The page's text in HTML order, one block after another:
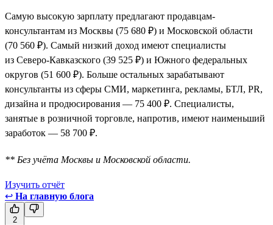
Самую высокую зарплату предлагают продавцам-
консультантам из Москвы (75 680 ₽) и Московской области
(70 560 ₽). Самый низкий доход имеют специалисты
из Северо-Кавказского (39 525 ₽) и Южного федеральных
округов (51 600 ₽). Больше остальных зарабатывают
консультанты из сферы СМИ, маркетинга, рекламы, БТЛ, PR,
дизайна и продюсирования — 75 400 ₽. Специалисты,
занятые в розничной торговле, напротив, имеют наименьший
заработок — 58 700 ₽.
** Без учёта Москвы и Московской области.
Изучить отчёт
↩ На главную блога
2